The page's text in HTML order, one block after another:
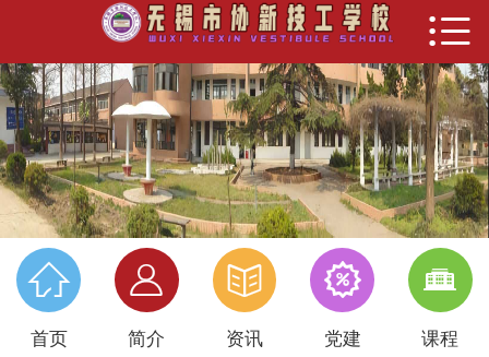
 首页
新闻动态
党建之窗
招生就业
教学科研
学生管理


首页

简介

资讯

党建

课程